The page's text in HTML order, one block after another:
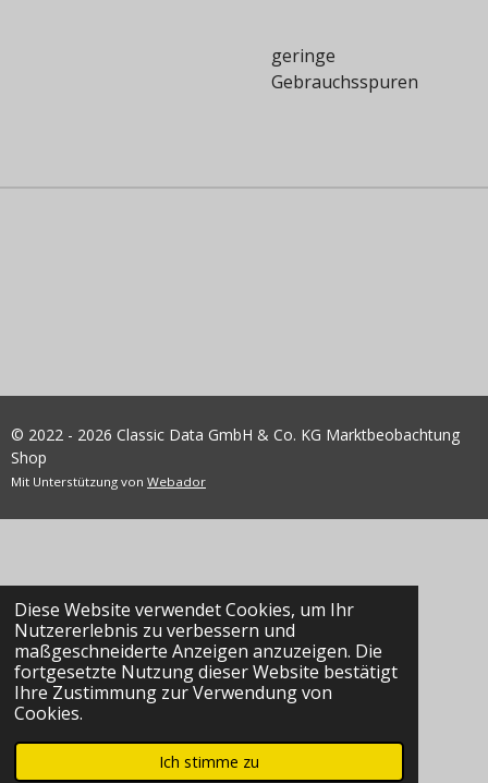
Diese Website verwendet Cookies, um Ihr
Nutzererlebnis zu verbessern und
maßgeschneiderte Anzeigen anzuzeigen. Die
fortgesetzte Nutzung dieser Website bestätigt
Ihre Zustimmung zur Verwendung von
Cookies.
Ich stimme zu
geringe
Gebrauchsspuren
© 2022 - 2026 Classic Data GmbH & Co. KG Marktbeobachtung
Shop
Mit Unterstützung von Webador